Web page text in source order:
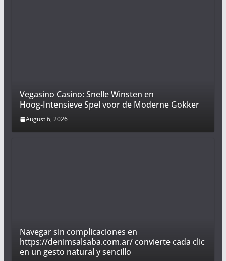
Vegasino Casino: Snelle Winsten en
Hoog‑Intensieve Spel voor de Moderne Gokker
August 6, 2026
Navegar sin complicaciones en
https://denimsalsaba.com.ar/ convierte cada clic
en un gesto natural y sencillo